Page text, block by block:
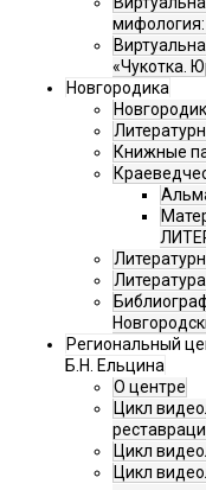
«Чукотка.
Новгородика
Книжные
Региональный
Б.Н. Ельцина
О центре
Цикл
Цикл
Цикл